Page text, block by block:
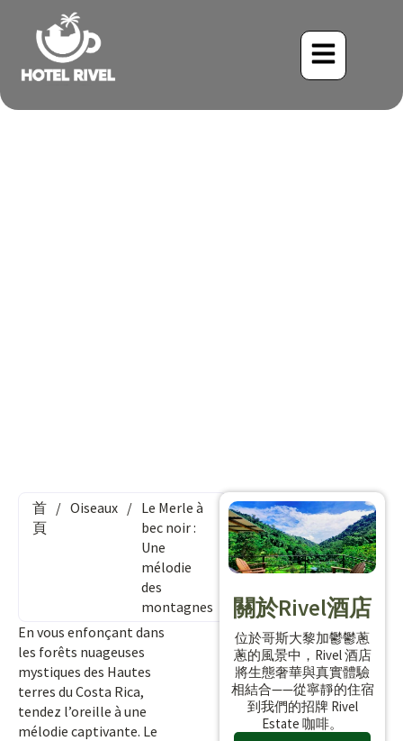
首
頁
/ Oiseaux / Le Merle à
bec noir :
Une
mélodie
des
montagnes
En vous enfonçant dans
les forêts nuageuses
mystiques des Hautes
terres du Costa Rica,
tendez l’oreille à une
mélodie captivante. Le
關於Rivel酒店
位於哥斯大黎加鬱鬱蔥
蔥的風景中，Rivel 酒店
將生態奢華與真實體驗
相結合——從寧靜的住宿
到我們的招牌 Rivel
Estate 咖啡。